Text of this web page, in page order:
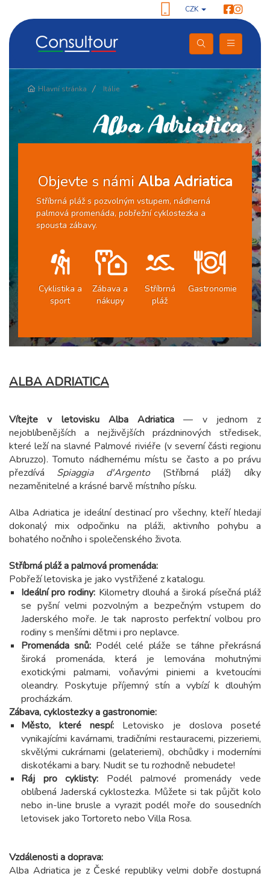
CZK
Hlavní stránka Itálie
Alba Adriatica
Objevte s námi Alba Adriatica
Stříbrná pláž s pozvolným vstupem, nádherná
palmová promenáda, pobřežní cyklostezka a
spousta zábavy.
Cyklistika a
sport
Zábava a
nákupy
Stříbrná
pláž
Gastronomie
ALBA ADRIATICA
Vítejte v letovisku Alba Adriatica — v jednom z
nejoblíbenějších a nejživějších prázdninových středisek,
které leží na slavné Palmové riviéře (v severní části regionu
Abruzzo). Tomuto nádhernému místu se často a po právu
přezdívá Spiaggia d'Argento(Stříbrná pláž) díky
nezaměnitelné a krásné barvě místního písku.
Alba Adriatica je ideální destinací pro všechny, kteří hledají
dokonalý mix odpočinku na pláži, aktivního pohybu a
bohatého nočního i společenského života.
Stříbrná pláž a palmová promenáda:
Pobřeží letoviska je jako vystřižené z katalogu.
Ideální pro rodiny: Kilometry dlouhá a široká písečná pláž
se pyšní velmi pozvolným a bezpečným vstupem do
Jaderského moře. Je tak naprosto perfektní volbou pro
rodiny s menšími dětmi i pro neplavce.
Promenáda snů: Podél celé pláže se táhne překrásná
široká promenáda, která je lemována mohutnými
exotickými palmami, voňavými piniemi a kvetoucími
oleandry. Poskytuje příjemný stín a vybízí k dlouhým
procházkám.
Zábava, cyklostezky a gastronomie:
Město, které nespí: Letovisko je doslova poseté
vynikajícími kavárnami, tradičními restauracemi, pizzeriemi,
skvělými cukrárnami (gelateriemi), obchůdky i moderními
diskotékami a bary. Nudit se tu rozhodně nebudete!
Ráj pro cyklisty: Podél palmové promenády vede
oblíbená Jaderská cyklostezka. Můžete si tak půjčit kolo
nebo in-line brusle a vyrazit podél moře do sousedních
letovisek jako Tortoreto nebo Villa Rosa.
Vzdálenosti a doprava:
Alba Adriatica je z České republiky velmi dobře dostupná
Pokračování